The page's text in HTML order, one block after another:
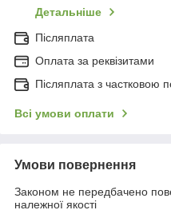
Детальніше
Післяплата
Оплата за реквізитами
Післяплата з частковою
Всі умови оплати
Умови повернення
Законом не передбачено
належної якості